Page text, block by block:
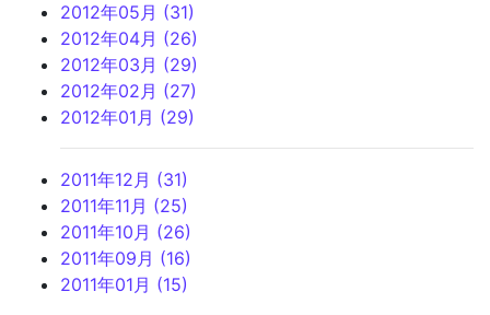
2012年05月 (31)
2012年04月 (26)
2012年03月 (29)
2012年02月 (27)
2012年01月 (29)
2011年12月 (31)
2011年11月 (25)
2011年10月 (26)
2011年09月 (16)
2011年01月 (15)